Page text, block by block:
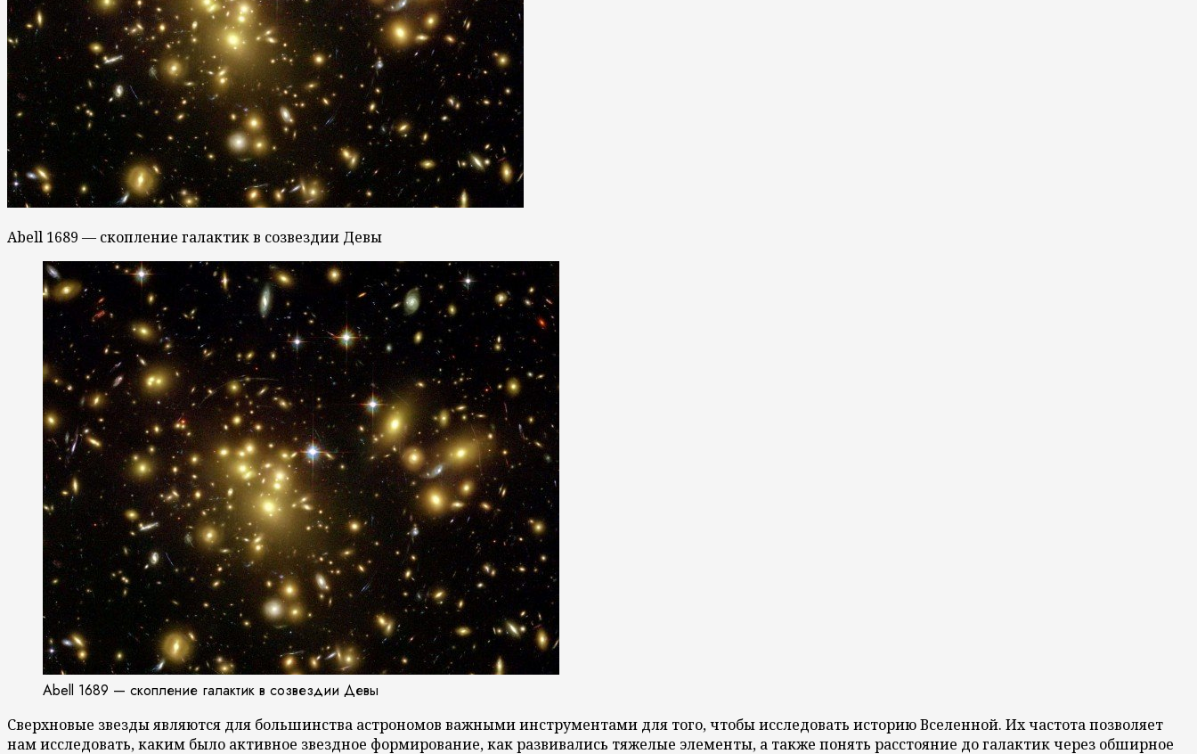
Abell 1689 — скопление галактик в созвездии Девы
Abell 1689 — скопление галактик в созвездии Девы
Сверхновые звезды являются для большинства астрономов важными инструментами для того, чтобы исследовать историю Вселенной. Их частота позволяет
нам исследовать, каким было активное звездное формирование, как развивались тяжелые элементы, а также понять расстояние до галактик через обширное